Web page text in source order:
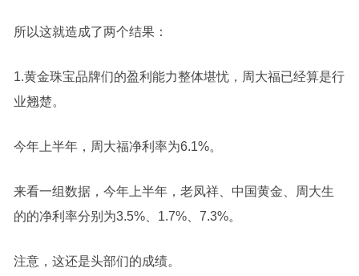
所以这就造成了两个结果：
1.黄金珠宝品牌们的盈利能力整体堪忧，周大福已经算是行
业翘楚。
今年上半年，周大福净利率为6.1%。
来看一组数据，今年上半年，老凤祥、中国黄金、周大生
的的净利率分别为3.5%、1.7%、7.3%。
注意，这还是头部们的成绩。